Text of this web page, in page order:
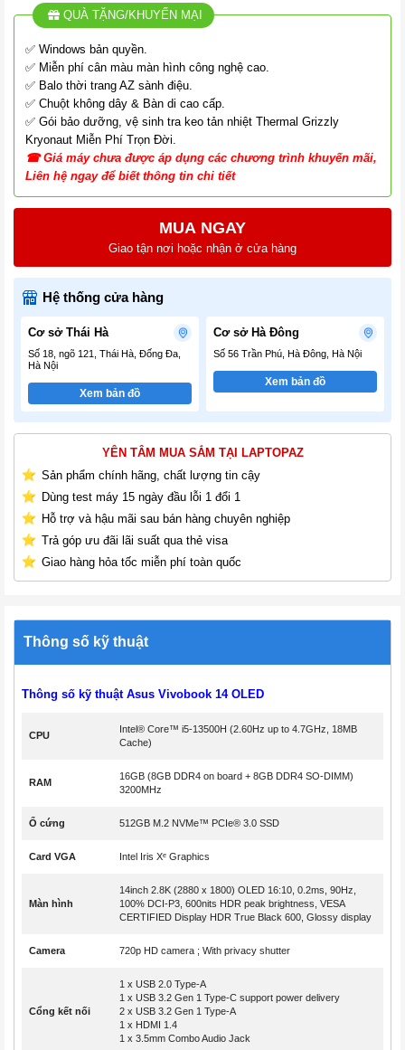
QUÀ TẶNG/KHUYẾN MẠI
✅ Windows bản quyền.
✅ Miễn phí cân màu màn hình công nghệ cao.
✅ Balo thời trang AZ sành điệu.
✅ Chuột không dây & Bàn di cao cấp.
✅ Gói bảo dưỡng, vệ sinh tra keo tản nhiệt Thermal Grizzly
Kryonaut Miễn Phí Trọn Đời.
☎Giá máy chưa được áp dụng các chương trình khuyến mãi,
Liên hệ ngay để biết thông tin chi tiết
MUA NGAY
Giao tận nơi hoặc nhận ở cửa hàng
Hệ thống cửa hàng
Cơ sở Thái Hà
Số 18, ngõ 121, Thái Hà, Đống Đa,
Hà Nội
Xem bản đồ
Cơ sở Hà Đông
Số 56 Trần Phú, Hà Đông, Hà Nội
Xem bản đồ
YÊN TÂM MUA SẮM TẠI LAPTOPAZ
Sản phẩm chính hãng, chất lượng tin cậy
Dùng test máy 15 ngày đầu lỗi 1 đổi 1
Hỗ trợ và hậu mãi sau bán hàng chuyên nghiệp
Trả góp ưu đãi lãi suất qua thẻ visa
Giao hàng hỏa tốc miễn phí toàn quốc
Thông số kỹ thuật
Thông số kỹ thuật Asus Vivobook 14 OLED
CPU
Intel® Core™ i5-13500H (2.60Hz up to 4.7GHz, 18MB
Cache)
RAM
16GB (8GB DDR4 on board + 8GB DDR4 SO-DIMM)
3200MHz
Ổ cứng 512GB M.2 NVMe™ PCIe® 3.0 SSD
Card VGA Intel Iris Xᵉ Graphics
Màn hình
14inch 2.8K (2880 x 1800) OLED 16:10, 0.2ms, 90Hz,
100% DCI-P3, 600nits HDR peak brightness, VESA
CERTIFIED Display HDR True Black 600, Glossy display
Camera 720p HD camera ; With privacy shutter
Cổng kết nối
1 x USB 2.0 Type-A
1 x USB 3.2 Gen 1 Type-C support power delivery
2 x USB 3.2 Gen 1 Type-A
1 x HDMI 1.4
1 x 3.5mm Combo Audio Jack